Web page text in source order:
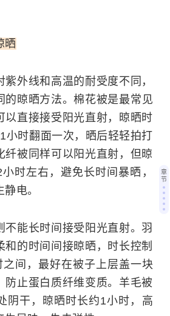
晒
外线和高温的耐受度不同，
的晾晒方法。棉花被是最常见
以直接接受阳光直射，晾晒时
小时翻面一次，晒后轻轻拍打
纤被同样可以阳光直射，但晾
时左右，避免长时间暴晒，
电。
不能长时间接受阳光直射。羽
和的时间间接晾晒，时长控制
间，最好在被子上层盖一块
防止蛋白质纤维变质。羊毛被
阴干，晾晒时长约1小时，高
章
节